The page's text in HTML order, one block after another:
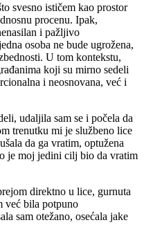
svesno ističem kao prostor
procenu. Ipak,
i pažljivo
osoba ne bude ugrožena,
U tom kontekstu,
koji su mirno sedeli
i neosnovana, već i
udaljila sam se i počela da
trenutku mi je službeno lice
da ga vratim, optužena
je moj jedini cilj bio da vratim
direktno u lice, gurnuta
već bila potpuno
sam otežano, osećala jake